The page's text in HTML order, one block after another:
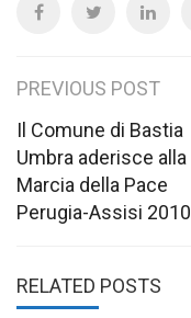
Post
navigation
PREVIOUS POST
Il Comune di Bastia
Umbra aderisce alla
Marcia della Pace
Perugia-Assisi 2010
RELATED POSTS